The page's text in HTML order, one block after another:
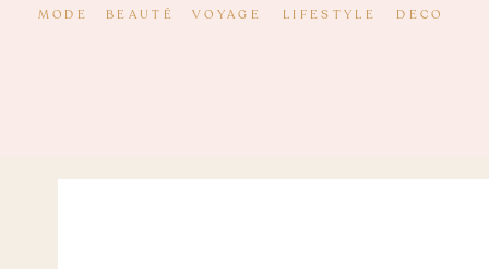
DECO
LIFESTYLE
VOYAGE
BEAUTÉ
MODE